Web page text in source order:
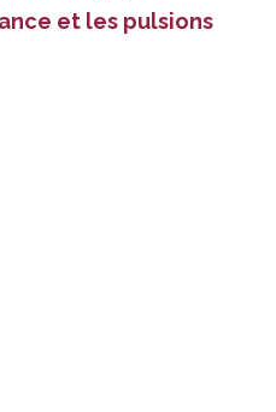
et les pulsions